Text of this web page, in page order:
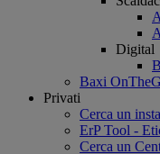
Digital
Baxi
Privati
Cerca un
ErP Tool -
Cerca un